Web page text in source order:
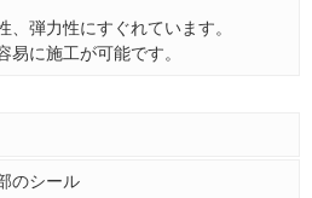
、弾力性にすぐれています。
易に施工が可能です。
のシール